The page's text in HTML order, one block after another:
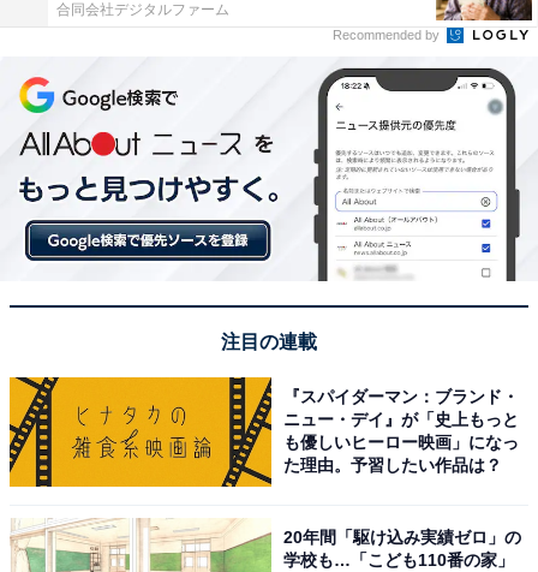
合同会社デジタルファーム
Recommended by
注目の連載
『スパイダーマン：ブランド・
ニュー・デイ』が「史上もっと
も優しいヒーロー映画」になっ
た理由。予習したい作品は？
20年間「駆け込み実績ゼロ」の
学校も…「こども110番の家」